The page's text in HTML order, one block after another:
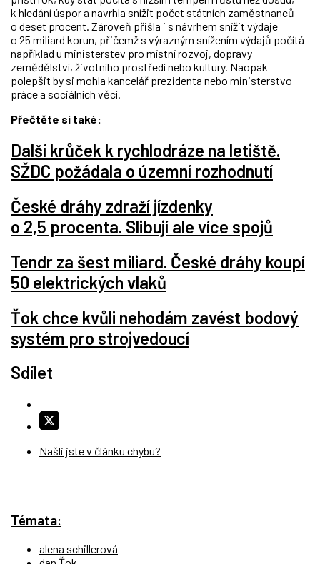
k hledání úspor a navrhla snížit počet státních zaměstnanců
o deset procent. Zároveň přišla i s návrhem snížit výdaje
o 25 miliard korun, přičemž s výrazným snížením výdajů počítá
například u ministerstev pro místní rozvoj, dopravy
zemědělství, životního prostředí nebo kultury. Naopak
polepšit by si mohla kancelář prezidenta nebo ministerstvo
práce a sociálních věcí.
Přečtěte si také:
Další krůček k rychlodráze na letiště.
SŽDC požádala o územní rozhodnutí
České dráhy zdraží jízdenky
o 2,5 procenta. Slibují ale více spojů
Tendr za šest miliard. České dráhy koupí
50 elektrických vlaků
Ťok chce kvůli nehodám zavést bodový
systém pro strojvedoucí
Sdílet
Našli jste v článku chybu?
Témata:
alena schillerová